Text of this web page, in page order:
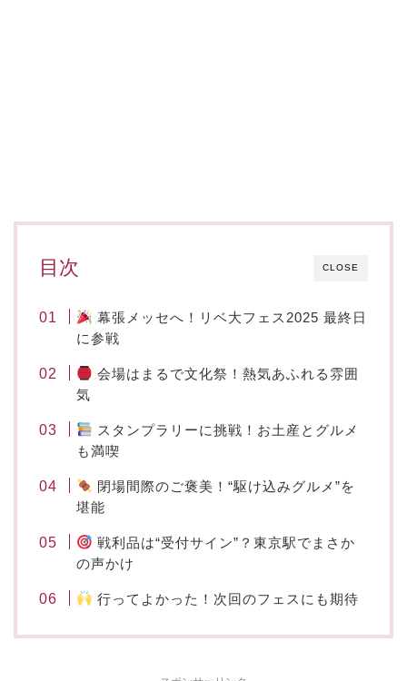
CLOSE
目次
幕張メッセへ！リベ大フェス2025 最終日
に参戦
会場はまるで文化祭！熱気あふれる雰囲
気
スタンプラリーに挑戦！お土産とグルメ
も満喫
閉場間際のご褒美！“駆け込みグルメ”を
堪能
戦利品は“受付サイン”？東京駅でまさか
の声かけ
行ってよかった！次回のフェスにも期待